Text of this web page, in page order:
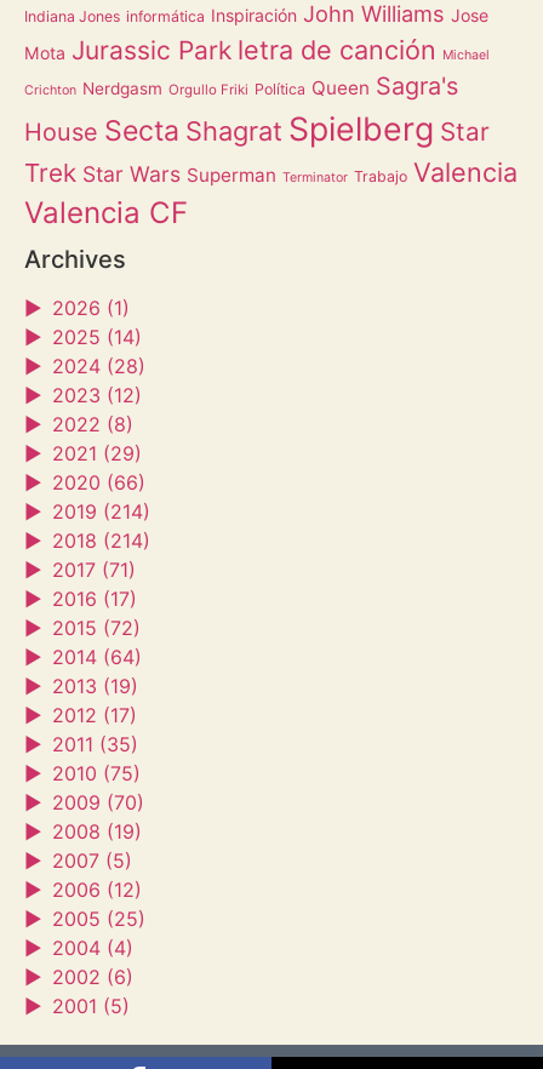
Indiana Jones informática Inspiración John Williams Jose
Mota Jurassic Park letra de canción Michael
Crichton Nerdgasm Orgullo Friki Política Queen Sagra's
House Secta Shagrat Spielberg Star
Trek Star Wars Superman Terminator Trabajo Valencia
Valencia CF
Archives
► 2026 (1)
► 2025 (14)
► 2024 (28)
► 2023 (12)
► 2022 (8)
► 2021 (29)
► 2020 (66)
► 2019 (214)
► 2018 (214)
► 2017 (71)
► 2016 (17)
► 2015 (72)
► 2014 (64)
► 2013 (19)
► 2012 (17)
► 2011 (35)
► 2010 (75)
► 2009 (70)
► 2008 (19)
► 2007 (5)
► 2006 (12)
► 2005 (25)
► 2004 (4)
► 2002 (6)
► 2001 (5)